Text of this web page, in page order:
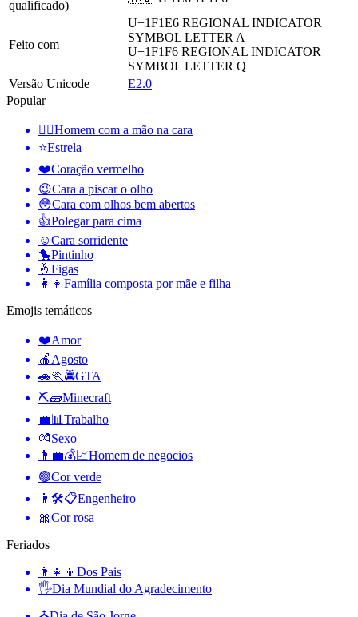
qualificado)
Feito com
U+1F1E6 REGIONAL INDICATOR
SYMBOL LETTER A
U+1F1F6 REGIONAL INDICATOR
SYMBOL LETTER Q
Versão Unicode
E2.0
Popular
🤦‍♂️Homem com a mão na cara
⭐Estrela
❤️Coração vermelho
😉Cara a piscar o olho
😳Cara com olhos bem abertos
👍Polegar para cima
☺️Cara sorridente
🐤Pintinho
🤞 Figas
👩‍👧 Família composta por mãe e filha
Emojis temáticos
❤️Amor
🍎 Agosto
🚗🏃🚔GTA
⛏🧱Minecraft
💼📊 Trabalho
💏Sexo
👨‍💼💰📈Homem de negocios
🟢Cor verde
👨🛠📋Engenheiro
🎀Cor rosa
Feriados
👨‍👧‍👦 Dos Pais
🖐Dia Mundial do Agradecimento